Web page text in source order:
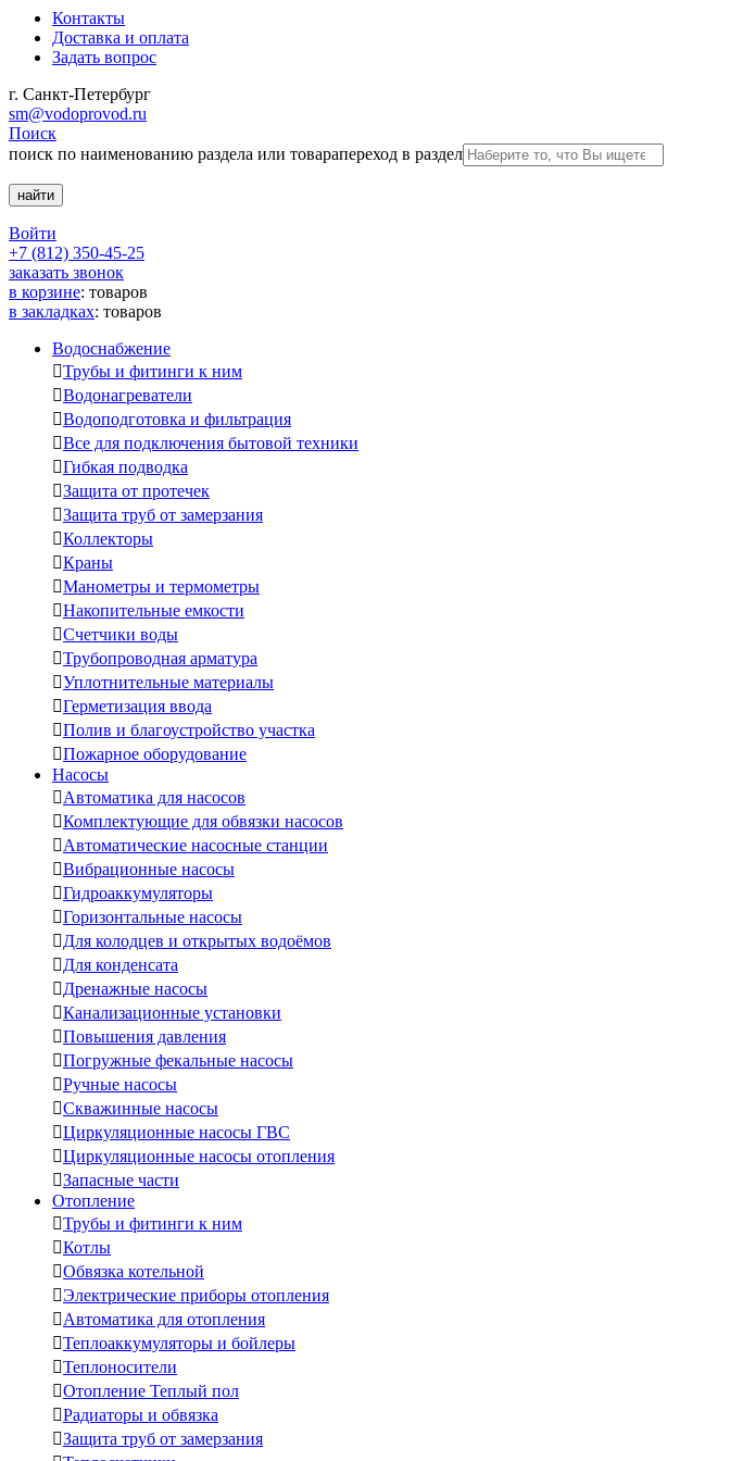
Контакты
Доставка и оплата
Задать вопрос
г. Санкт-Петербург
sm@vodoprovod.ru
Поиск
поиск по наименованию раздела или товарапереход в раздел
Войти
+7 (812) 350-45-25
заказать звонок
в корзине: товаров
в закладках: товаров
Водоснабжение
Трубы и фитинги к ним
Водонагреватели
Водоподготовка и фильтрация
Все для подключения бытовой техники
Гибкая подводка
Защита от протечек
Защита труб от замерзания
Коллекторы
Краны
Манометры и термометры
Накопительные емкости
Счетчики воды
Трубопроводная арматура
Уплотнительные материалы
Герметизация ввода
Полив и благоустройство участка
Пожарное оборудование
Насосы
Автоматика для насосов
Комплектующие для обвязки насосов
Автоматические насосные станции
Вибрационные насосы
Гидроаккумуляторы
Горизонтальные насосы
Для колодцев и открытых водоёмов
Для конденсата
Дренажные насосы
Канализационные установки
Повышения давления
Погружные фекальные насосы
Ручные насосы
Скважинные насосы
Циркуляционные насосы ГВС
Циркуляционные насосы отопления
Запасные части
Отопление
Трубы и фитинги к ним
Котлы
Обвязка котельной
Электрические приборы отопления
Автоматика для отопления
Теплоаккумуляторы и бойлеры
Теплоносители
Отопление Теплый пол
Радиаторы и обвязка
Защита труб от замерзания